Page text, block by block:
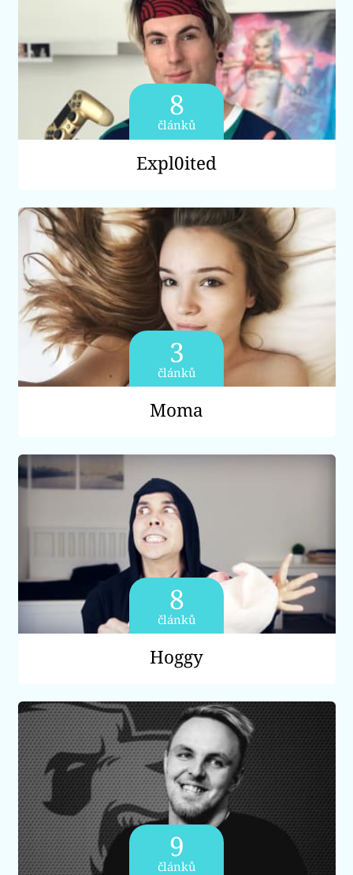
8
článků
Expl0ited
3
článků
Moma
8
článků
Hoggy
9
článků